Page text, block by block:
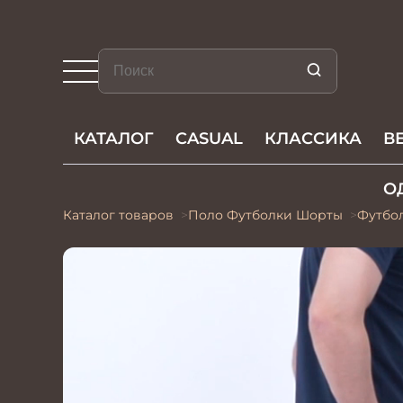
КАТАЛОГ CASUAL КЛАССИКА
Каталог товаров Поло Футболки Шорты